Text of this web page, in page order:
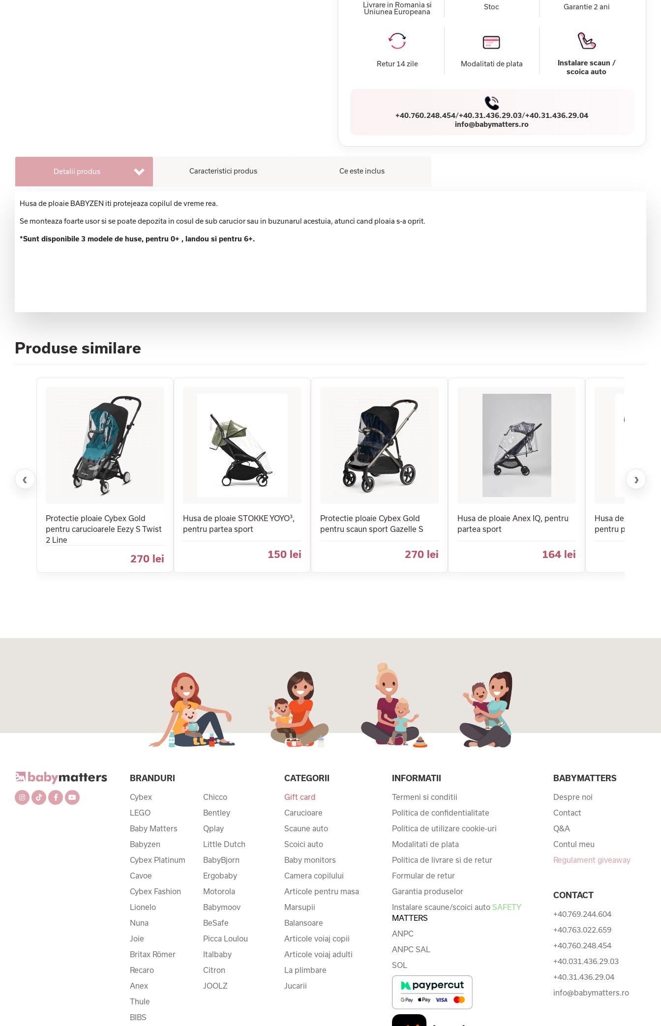
Livrare in Romania si
Uniunea Europeana
Stoc Garantie 2 ani
Retur 14 zile Modalitati de plata
Instalare scaun /
scoica auto
+40.760.248.454/+40.31.436.29.03/+40.31.436.29.04
info@babymatters.ro
Detalii produs Caracteristici produs Ce este inclus
Husa de ploaie BABYZEN iti protejeaza copilul de vreme rea.
Se monteaza foarte usor si se poate depozita in cosul de sub carucior sau in buzunarul acestuia, atunci cand ploaia s-a oprit.
*Sunt disponibile 3 modele de huse, pentru 0+ , landou si pentru 6+.
Produse similare
‹
Protectie ploaie Cybex Gold
pentru carucioarele Eezy S Twist
2 Line
270 lei
Husa de ploaie STOKKE YOYO³,
pentru partea sport
150 lei
Protectie ploaie Cybex Gold
pentru scaun sport Gazelle S
270 lei
Husa de ploaie Anex IQ, pentru
partea sport
164 lei
Husa de ploaie
pentru pachet
›
BRANDURI
Cybex
LEGO
Baby Matters
Babyzen
Cybex Platinum
Cavoe
Cybex Fashion
Lionelo
Nuna
Joie
Britax Römer
Recaro
Anex
Thule
BIBS
Chicco
Bentley
Qplay
Little Dutch
BabyBjorn
Ergobaby
Motorola
Babymoov
BeSafe
Picca Loulou
Italbaby
Citron
JOOLZ
CATEGORII
Gift card
Carucioare
Scaune auto
Scoici auto
Baby monitors
Camera copilului
Articole pentru masa
Marsupii
Balansoare
Articole voiaj copii
Articole voiaj adulti
La plimbare
Jucarii
INFORMATII
Termeni si conditii
Politica de confidentialitate
Politica de utilizare cookie-uri
Modalitati de plata
Politica de livrare si de retur
Formular de retur
Garantia produselor
Instalare scaune/scoici auto SAFETY
MATTERS
ANPC
ANPC SAL
SOL
BABYMATTERS
Despre noi
Contact
Q&A
Contul meu
Regulament giveaway
CONTACT
+40.769.244.604
+40.763.022.659
+40.760.248.454
+40.031.436.29.03
+40.31.436.29.04
info@babymatters.ro